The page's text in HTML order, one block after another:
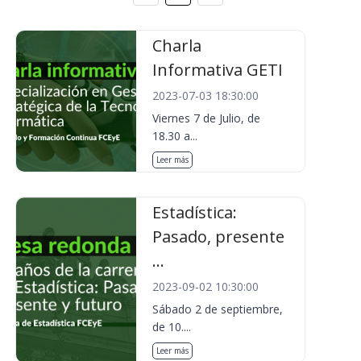
Charla
Informativa GETI
2023-07-03 18:30:00
Viernes 7 de Julio, de
18.30 a...
Leer más
Estadística:
Pasado, presente
...
2023-09-02 10:30:00
Sábado 2 de septiembre,
de 10....
Leer más